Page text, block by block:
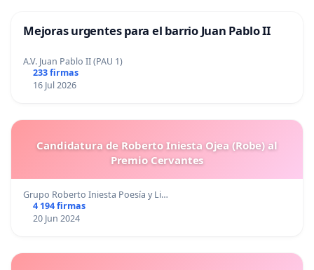
Mejoras urgentes para el barrio Juan Pablo II
A.V. Juan Pablo II (PAU 1)
233 firmas
16 Jul 2026
Candidatura de Roberto Iniesta Ojea (Robe) al
Premio Cervantes
Grupo Roberto Iniesta Poesía y Li…
4 194 firmas
20 Jun 2024